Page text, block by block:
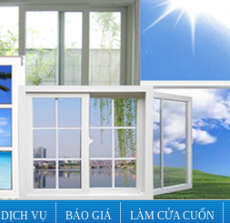
DỊCH VỤ BÁO GIÁ LÀM CỬA CUỐN